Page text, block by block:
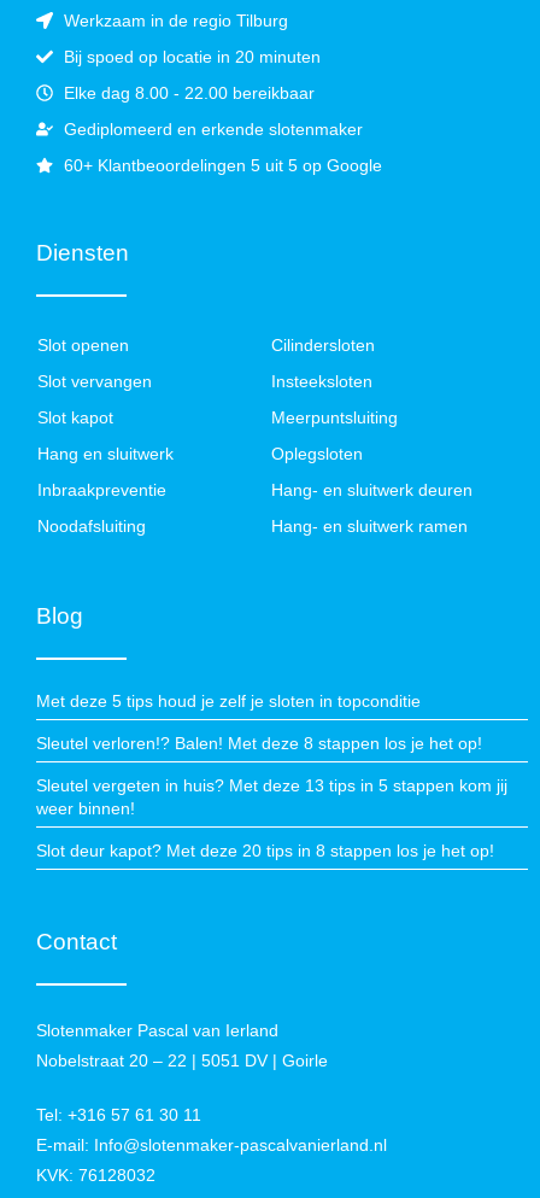
Werkzaam in de regio Tilburg
Bij spoed op locatie in 20 minuten
Elke dag 8.00 - 22.00 bereikbaar
Gediplomeerd en erkende slotenmaker
60+ Klantbeoordelingen 5 uit 5 op Google
Diensten
Slot openen
Slot vervangen
Slot kapot
Hang en sluitwerk
Inbraakpreventie
Noodafsluiting
Cilindersloten
Insteeksloten
Meerpuntsluiting
Oplegsloten
Hang- en sluitwerk deuren
Hang- en sluitwerk ramen
Blog
Met deze 5 tips houd je zelf je sloten in topconditie
Sleutel verloren!? Balen! Met deze 8 stappen los je het op!
Sleutel vergeten in huis? Met deze 13 tips in 5 stappen kom jij
weer binnen!
Slot deur kapot? Met deze 20 tips in 8 stappen los je het op!
Contact
Slotenmaker Pascal van Ierland
Nobelstraat 20 – 22 | 5051 DV | Goirle
Tel: +316 57 61 30 11
E-mail: Info@slotenmaker-pascalvanierland.nl
KVK: 76128032